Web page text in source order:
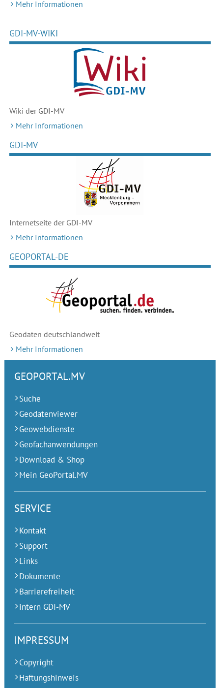
Mehr Informationen
GDI-MV-WIKI
Wiki der GDI-MV
Mehr Informationen
GDI-MV
Internetseite der GDI-MV
Mehr Informationen
GEOPORTAL-DE
Geodaten deutschlandweit
Mehr Informationen
GEOPORTAL.MV
Suche
Geodatenviewer
Geowebdienste
Geofachanwendungen
Download & Shop
Mein GeoPortal.MV
SERVICE
Kontakt
Support
Links
Dokumente
Barrierefreiheit
intern GDI-MV
IMPRESSUM
Copyright
Haftungshinweis